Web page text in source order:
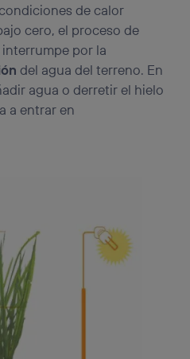
de calor
cero, el proceso de
por la
del agua del terreno. En
agua o derretir el hielo
a entrar en